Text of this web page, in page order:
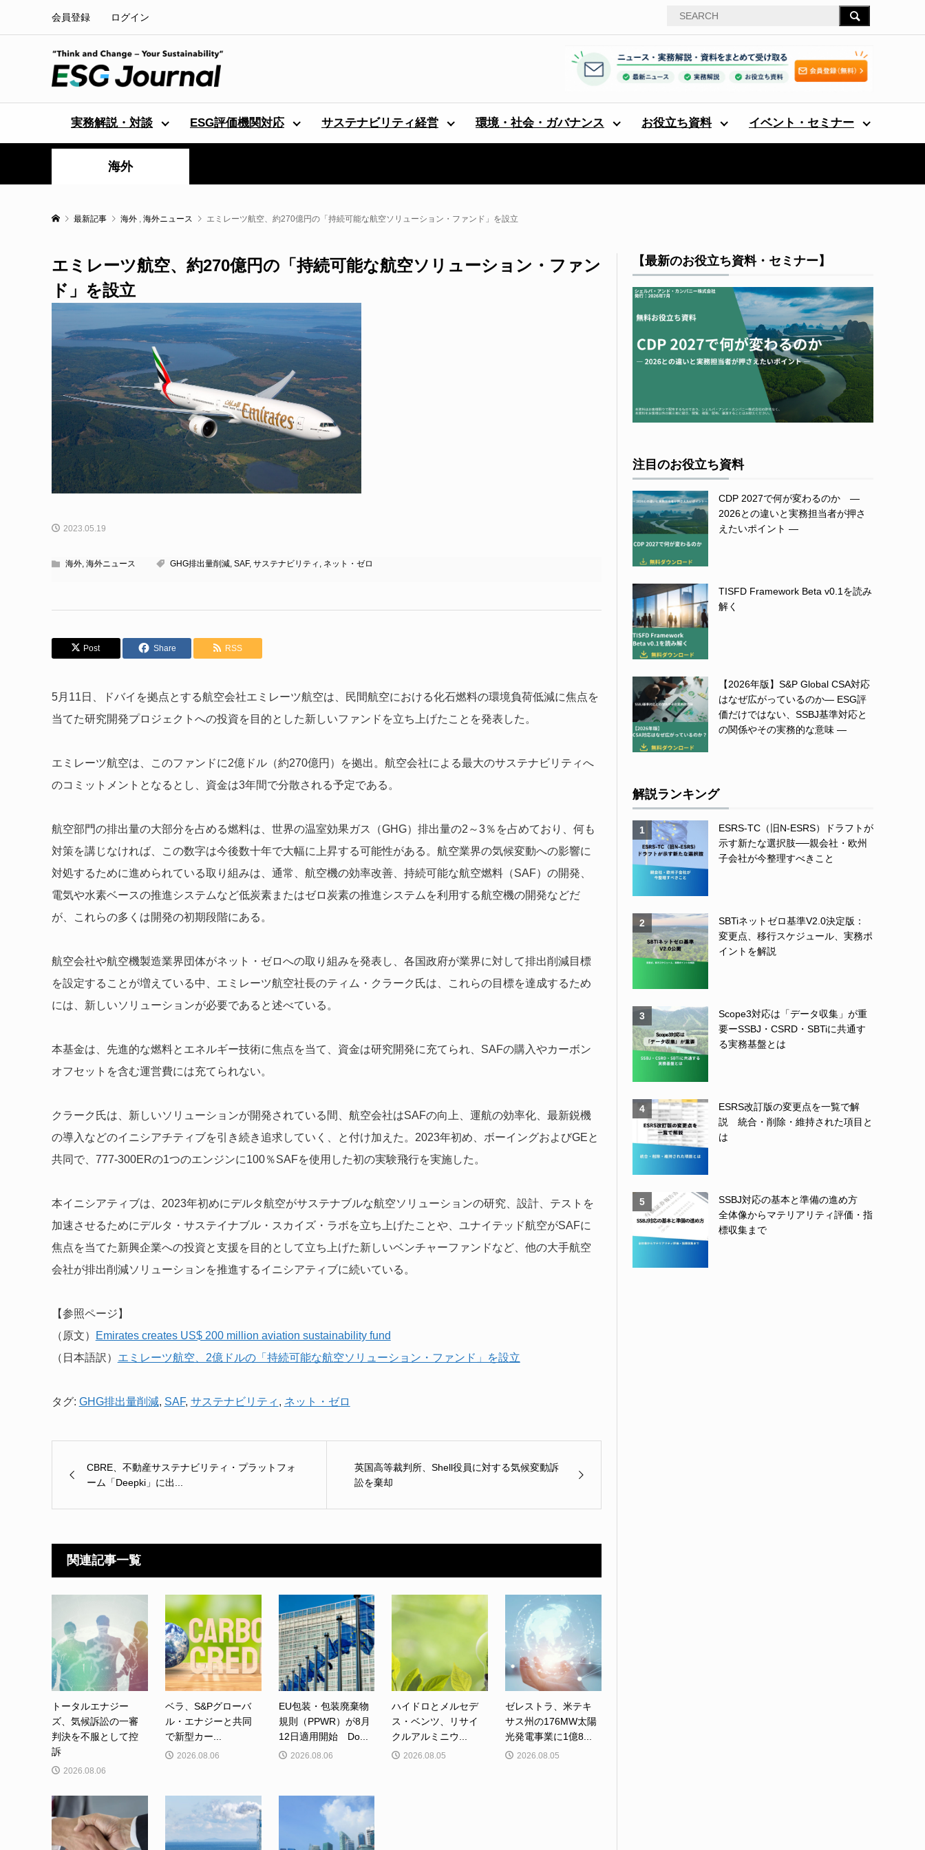
会員登録 ログイン
実務解説・対談 ESG評価機関対応 サステナビリティ経営 環境・社会・ガバナンス お役立ち資料 イベント・セミナー
海外
最新記事 海外 , 海外ニュース エミレーツ航空、約270億円の「持続可能な航空ソリューション・ファンド」を設立
エミレーツ航空、約270億円の「持続可能な航空ソリューション・ファン
ド」を設立
2023.05.19
海外, 海外ニュース GHG排出量削減, SAF, サステナビリティ ネット・ゼロ
Post Share RSS
5月11日、ドバイを拠点とする航空会社エミレーツ航空は、民間航空における化石燃料の環境負荷低減に焦点を
当てた研究開発プロジェクトへの投資を目的とした新しいファンドを立ち上げたことを発表した。
エミレーツ航空は、このファンドに2億ドル（約270億円）を拠出。航空会社による最大のサステナビリティへ
のコミットメントとなるとし、資金は3年間で分散される予定である。
航空部門の排出量の大部分を占める燃料は、世界の温室効果ガス（GHG）排出量の2～3％を占めており、何も
対策を講じなければ、この数字は今後数十年で大幅に上昇する可能性がある。航空業界の気候変動への影響に
対処するために進められている取り組みは、通常、航空機の効率改善、持続可能な航空燃料（SAF）の開発、
電気や水素ベースの推進システムなど低炭素またはゼロ炭素の推進システムを利用する航空機の開発などだ
が、これらの多くは開発の初期段階にある。
航空会社や航空機製造業界団体がネット・ゼロへの取り組みを発表し、各国政府が業界に対して排出削減目標
を設定することが増えている中、エミレーツ航空社長のティム・クラーク氏は、これらの目標を達成するため
には、新しいソリューションが必要であると述べている。
本基金は、先進的な燃料とエネルギー技術に焦点を当て、資金は研究開発に充てられ、SAFの購入やカーボン
オフセットを含む運営費には充てられない。
クラーク氏は、新しいソリューションが開発されている間、航空会社はSAFの向上、運航の効率化、最新鋭機
の導入などのイニシアチティブを引き続き追求していく、と付け加えた。2023年初め、ボーイングおよびGEと
共同で、777-300ERの1つのエンジンに100％SAFを使用した初の実験飛行を実施した。
本イニシアティブは、2023年初めにデルタ航空がサステナブルな航空ソリューションの研究、設計、テストを
加速させるためにデルタ・サステイナブル・スカイズ・ラボを立ち上げたことや、ユナイテッド航空がSAFに
焦点を当てた新興企業への投資と支援を目的として立ち上げた新しいベンチャーファンドなど、他の大手航空
会社が排出削減ソリューションを推進するイニシアティブに続いている。
【参照ページ】
（原文）
Emirates creates US$ 200 million aviation sustainability fund
（日本語訳） エミレーツ航空、2億ドルの「持続可能な航空ソリューション・ファンド」を設立
タグ: GHG排出量削減, SAF, サステナビリティ , ネット・ゼロ
CBRE、不動産サステナビリティ・プラットフォ
ーム「Deepki」に出...
英国高等裁判所、Shell役員に対する気候変動訴
訟を棄却
関連記事一覧
トータルエナジー
ズ、気候訴訟の一審
判決を不服として控
訴
2026.08.06
ベラ、S&Pグローバ
ル・エナジーと共同
で新型カー...
2026.08.06
EU包装・包装廃棄物
規則（PPWR）が8月
12日適用開始 Do...
2026.08.06
ハイドロとメルセデ
ス・ベンツ、リサイ
クルアルミニウ...
2026.08.05
ゼレストラ、米テキ
サス州の176MW太陽
光発電事業に1億8...
2026.08.05
【最新のお役立ち資料・セミナー】
注目のお役立ち資料
CDP 2027で何が変わるのか ―
2026との違いと実務担当者が押さ
えたいポイント ―
TISFD Framework Beta v0.1を読み
解く
【2026年版】S&P Global CSA対応
はなぜ広がっているのか― ESG評
価だけではない、SSBJ基準対応と
の関係やその実務的な意味 ―
解説ランキング
1
ESRS-TC（旧N-ESRS）ドラフトが
示す新たな選択肢──親会社・欧州
子会社が今整理すべきこと
2
SBTiネットゼロ基準V2.0決定版：
変更点、移行スケジュール、実務ポ
イントを解説
3
Scope3対応は「データ収集」が重
要ーSSBJ・CSRD・SBTiに共通す
る実務基盤とは
4
ESRS改訂版の変更点を一覧で解
説 統合・削除・維持された項目と
は
5
SSBJ対応の基本と準備の進め方
全体像からマテリアリティ評価・指
標収集まで